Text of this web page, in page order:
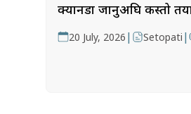
क्यानडा जानुअघि कस्तो
20 July, 2026 | Setopati |